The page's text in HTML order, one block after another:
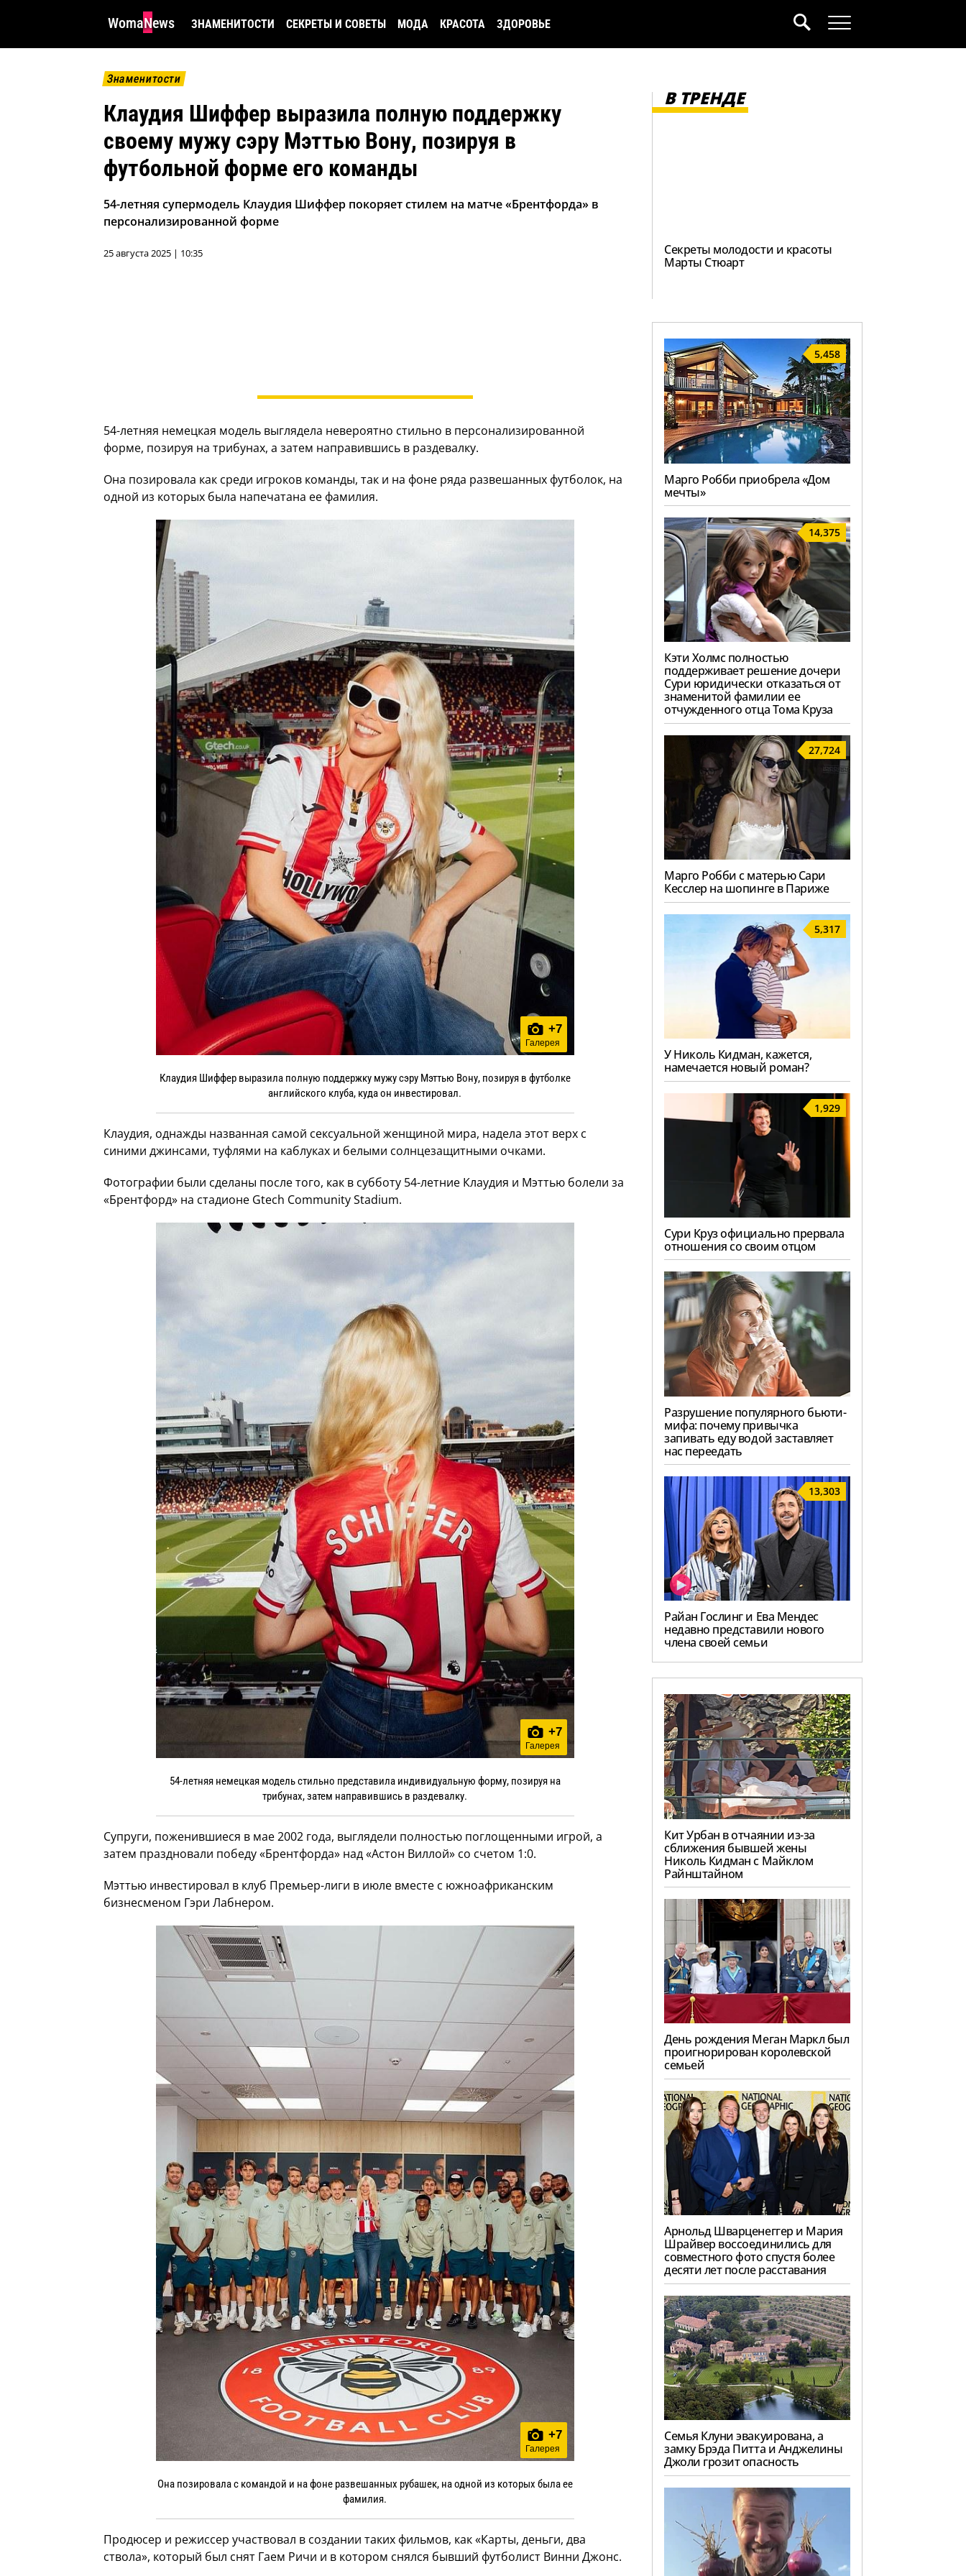
WomaNews ЗНАМЕНИТОСТИ СЕКРЕТЫ И СОВЕТЫ МОДА КРАСОТА ЗДОРОВЬЕ
Знаменитости
Клаудия Шиффер выразила полную поддержку
своему мужу сэру Мэттью Вону, позируя в
футбольной форме его команды
54-летняя супермодель Клаудия Шиффер покоряет стилем на матче «Брентфорда» в
персонализированной форме
25 августа 2025 | 10:35
54-летняя немецкая модель выглядела невероятно стильно в персонализированной
форме, позируя на трибунах, а затем направившись в раздевалку.
Она позировала как среди игроков команды, так и на фоне ряда развешанных футболок, на
одной из которых была напечатана ее фамилия.
+7
Галерея
Клаудия Шиффер выразила полную поддержку мужу сэру Мэттью Вону, позируя в футболке
английского клуба, куда он инвестировал.
Клаудия, однажды названная самой сексуальной женщиной мира, надела этот верх с
синими джинсами, туфлями на каблуках и белыми солнцезащитными очками.
Фотографии были сделаны после того, как в субботу 54-летние Клаудия и Мэттью болели за
«Брентфорд» на стадионе Gtech Community Stadium.
+7
Галерея
54-летняя немецкая модель стильно представила индивидуальную форму, позируя на
трибунах, затем направившись в раздевалку.
Супруги, поженившиеся в мае 2002 года, выглядели полностью поглощенными игрой, а
затем праздновали победу «Брентфорда» над «Астон Виллой» со счетом 1:0.
Мэттью инвестировал в клуб Премьер-лиги в июле вместе с южноафриканским
бизнесменом Гэри Лабнером.
+7
Галерея
Она позировала с командой и на фоне развешанных рубашек, на одной из которых была ее
фамилия.
Продюсер и режиссер участвовал в создании таких фильмов, как «Карты, деньги, два
ствола», который был снят Гаем Ричи и в котором снялся бывший футболист Винни Джонс.
В ТРЕНДЕ
Секреты молодости и красоты
Марты Стюарт
5,458
Марго Робби приобрела «Дом
мечты»
14,375
Кэти Холмс полностью
поддерживает решение дочери
Сури юридически отказаться от
знаменитой фамилии ее
отчужденного отца Тома Круза
27,724
Марго Робби с матерью Сари
Кесслер на шопинге в Париже
5,317
У Николь Кидман, кажется,
намечается новый роман?
1,929
Сури Круз официально прервала
отношения со своим отцом
Разрушение популярного бьюти-
мифа: почему привычка
запивать еду водой заставляет
нас переедать
13,303
Райан Гослинг и Ева Мендес
недавно представили нового
члена своей семьи
Кит Урбан в отчаянии из-за
сближения бывшей жены
Николь Кидман с Майклом
Райнштайном
День рождения Меган Маркл был
проигнорирован королевской
семьей
Арнольд Шварценеггер и Мария
Шрайвер воссоединились для
совместного фото спустя более
десяти лет после расставания
Семья Клуни эвакуирована, а
замку Брэда Питта и Анджелины
Джоли грозит опасность